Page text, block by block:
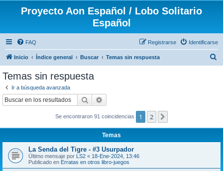
Proyecto Aon Español / Lobo Solitario
Español
FAQ Identificarse
Registrarse
Inicio Índice general Buscar Temas sin respuesta
Temas sin respuesta
Ir a búsqueda avanzada
Buscar
Se encontraron 91 coincidencias 1 2
Temas
La Senda del Tigre - #3 Usurpador
Último mensaje por LS2 « 18-Ene-2024, 13:46
Publicado en Erratas en otros libro-juegos